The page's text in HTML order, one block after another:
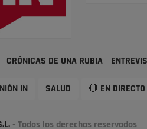
CRÓNICAS DE UNA RUBIA
IN SALUD 🔴 EN DIRECTO
- Todos los derechos reservados